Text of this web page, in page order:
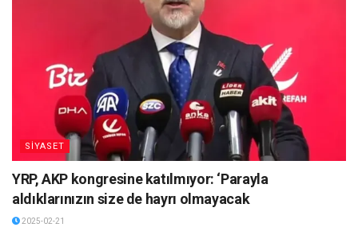
SİYASET
YRP, AKP kongresine katılmıyor: ‘Parayla
aldıklarınızın size de hayrı olmayacak
2025-02-21